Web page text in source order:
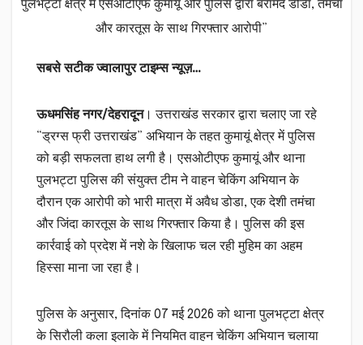
पुलभट्टा क्षेत्र में एसओटीएफ कुमायूं और पुलिस द्वारा बरामद डोडा, तमंचा
और कारतूस के साथ गिरफ्तार आरोपी”
सबसे सटीक ज्वालापुर टाइम्स न्यूज़…
ऊधमसिंह नगर/देहरादून। उत्तराखंड सरकार द्वारा चलाए जा रहे
“ड्रग्स फ्री उत्तराखंड” अभियान के तहत कुमायूं क्षेत्र में पुलिस
को बड़ी सफलता हाथ लगी है। एसओटीएफ कुमायूं और थाना
पुलभट्टा पुलिस की संयुक्त टीम ने वाहन चेकिंग अभियान के
दौरान एक आरोपी को भारी मात्रा में अवैध डोडा, एक देशी तमंचा
और जिंदा कारतूस के साथ गिरफ्तार किया है। पुलिस की इस
कार्रवाई को प्रदेश में नशे के खिलाफ चल रही मुहिम का अहम
हिस्सा माना जा रहा है।
पुलिस के अनुसार, दिनांक 07 मई 2026 को थाना पुलभट्टा क्षेत्र
के सिरौली कला इलाके में नियमित वाहन चेकिंग अभियान चलाया